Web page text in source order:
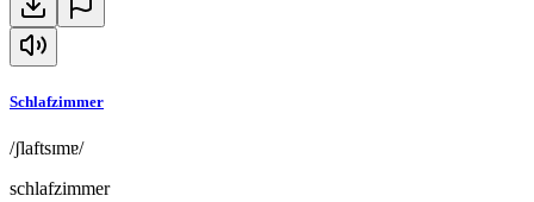
Schlafzimmer
/ʃlaftsɪmɐ/
schlafzimmer